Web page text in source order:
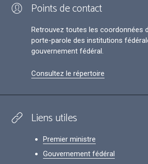
Points de contact
Retrouvez toutes les coordonnées
porte-parole des institutions
gouvernement fédéral.
Consultez le répertoire
Liens utiles
Premier ministre
Gouvernement fédéral